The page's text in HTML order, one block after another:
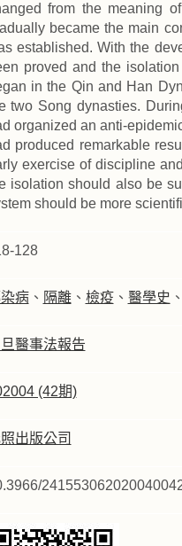
from the meaning
became the main
established. With the
proved and the
in the Qin and Han
two Song dynasties.
organized an anti-
produced remarkable
exercise of discipline
isolation should also be
should be more
128
病、 隔離、 檢疫、 醫學史 、
醫事法報告
(42期)
出版公司